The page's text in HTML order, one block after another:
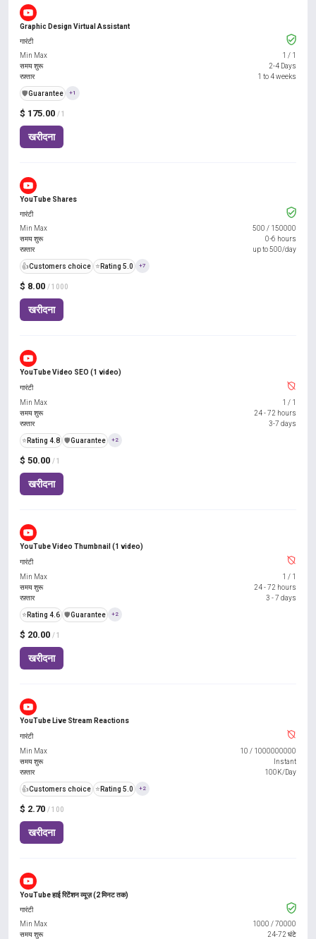
Graphic Design Virtual Assistant
$ 175.00 / 1
खरीदना
गारंटी
Min Max
1 / 1
समय शुरू
2-4 Days
रफ़्तार
1 to 4 weeks
️🛡️Guarantee +1
YouTube Shares
$ 8.00 / 1000
खरीदना
गारंटी
Min Max
500 / 150000
समय शुरू
0-6 hours
रफ़्तार
up to 500/day
👍Customers choice ⭐ Rating 5.0 +7
YouTube Video SEO (1 video)
$ 50.00 / 1
खरीदना
गारंटी
Min Max
1 / 1
समय शुरू
24 - 72 hours
रफ़्तार
3-7 days
⭐ Rating 4.8 ️🛡️Guarantee +2
YouTube Video Thumbnail (1 video)
$ 20.00 / 1
खरीदना
गारंटी
Min Max
1 / 1
समय शुरू
24 - 72 hours
रफ़्तार
3 - 7 days
⭐ Rating 4.6 ️🛡️Guarantee +2
YouTube Live Stream Reactions
$ 2.70 / 100
खरीदना
गारंटी
Min Max
10 / 1000000000
समय शुरू
Instant
रफ़्तार
100K/Day
👍Customers choice ⭐ Rating 5.0 +2
YouTube हाई रिटेंशन व्यूज़ (2 मिनट तक)
गारंटी
Min Max
1000 /70000
समय शुरू
24-72 घंटे